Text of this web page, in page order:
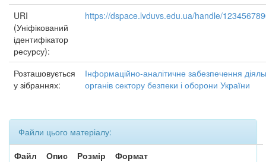
URI
(Уніфікований
ідентифікатор
ресурсу):
https://dspace.lvduvs.edu.ua/handle/
Розташовується
у зібраннях:
Інформаційно-аналітичне забезпечення
органів сектору безпеки і оборони України
Файли цього матеріалу:
Файл
Опис Розмір
Формат